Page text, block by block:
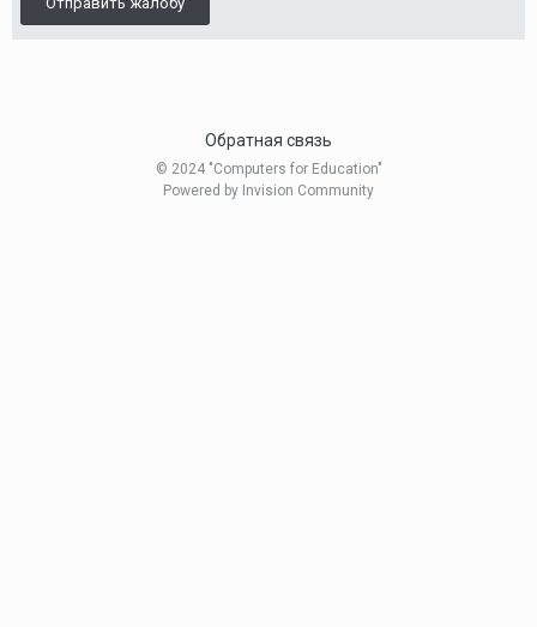
Обратная связь
© 2024 "Computers for Education"
Powered by Invision Community